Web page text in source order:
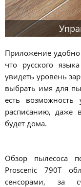
Приложение удобно
что русского
увидеть уровень
выбрать имя для
есть возможность
расписанию, даже
будет дома.
Обзор пылесоса
Proscenic 790T
сенсорами, за